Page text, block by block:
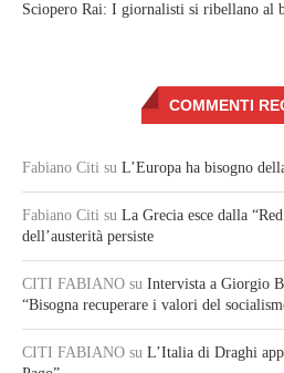
Sciopero Rai: I giornalisti si ribellano al
COMMENTI
Fabiano Citi su L’Europa ha bisogno
Fabiano Citi su La Grecia esce dalla
dell’austerità persiste
CITI FABIANO su Intervista a Giorgio
“Bisogna recuperare i valori del
CITI FABIANO su L’Italia di Draghi